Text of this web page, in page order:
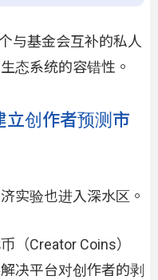
与基金会互补的私人
态系统的容错性。
创作者预测市
实验也进入深水区。
（Creator Coins）
决平台对创作者的剥